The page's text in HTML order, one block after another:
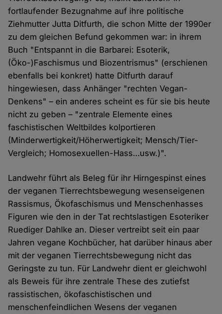
fortlaufender Bezugnahme auf ihre politische
Ziehmutter Jutta Ditfurth, die schon Mitte der 1990er
zu dem gleichen Befund gekommen war: in ihrem
Buch "Entspannt in die Barbarei: Esoterik,
(Öko-)Faschismus und Biozentrismus" (erschienen
ebenfalls bei konkret) hatte Ditfurth darauf
hingewiesen, dass Anhänger "rechten Vegan-
Denkens" – ein anderes scheint es für sie bis heute
nicht zu geben – "zentrale Elemente eines
faschistischen Weltbildes kolportieren
(Minderwertigkeit/Höherwertigkeit; Mensch/Tier-
Vergleich; Homosexuellen-Hass…usw.)".
Landwehr führt als Beleg für ihr Hirngespinst eines
der veganen Tierrechtsbewegung wesenseigenen
Rassismus, Ökofaschismus und Menschenhasses
Figuren wie den in der Tat rechtslastigen Esoteriker
Ruediger Dahlke an. Dieser vertreibt seit ein paar
Jahren vegane Kochbücher, hat darüber hinaus aber
mit der veganen Tierrechtsbewegung nicht das
Geringste zu tun. Für Landwehr dient er gleichwohl
als Beweis für ihre zentrale These des zutiefst
rassistischen, ökofaschistischen und
menschenfeindlichen Wesens der veganen